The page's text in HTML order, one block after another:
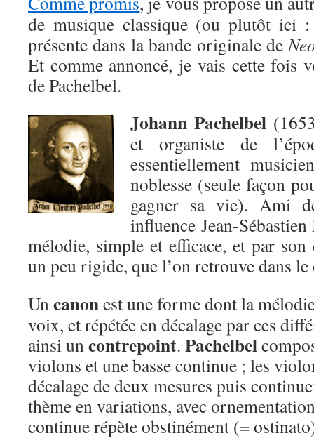
de musique classique (ou plutôt ici
présente dans la bande originale de
Et comme annoncé, je vais cette fois
de Pachelbel.
Johann Pachelbel
et organiste de
essentiellement
noblesse (seule façon
gagner sa vie). Ami
influence Jean-
mélodie, simple et efficace, et par
un peu rigide, que l’on retrouve dans le
Uncanonest une forme dont la
voix, et répétée en décalage par ces
ainsi uncontrepoint. Pachelbel
violons et une basse continue ; les
décalage de deux mesures puis
thème en variations, avec
continue répète obstinément (=